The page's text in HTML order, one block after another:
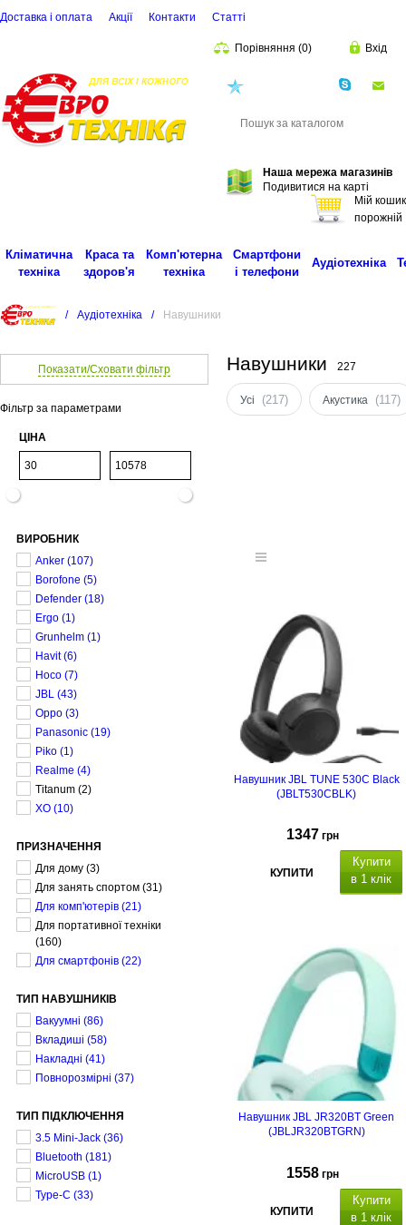
Доставка і оплата Акції Контакти Статті
Порівняння (0) Вхід
Наша мережа магазинів
Подивитися на карті
Мій кошик
порожній
Кліматична
техніка
Краса та
здоров'я
Комп'ютерна
техніка
Смартфони
і телефони
Аудіотехніка
/ Аудіотехніка / Навушники
Показати/Сховати фільтр
Фільтр за параметрами
ЦІНА
ВИРОБНИК
Anker (107)
Borofone (5)
Defender (18)
Ergo (1)
Grunhelm (1)
Havit (6)
Hoco (7)
JBL (43)
Oppo (3)
Panasonic (19)
Piko (1)
Realme (4)
Titanum (2)
XO (10)
ПРИЗНАЧЕННЯ
Для дому (3)
Для занять спортом (31)
Для комп'ютерів (21)
Для портативної техніки
(160)
Для смартфонів (22)
ТИП НАВУШНИКІВ
Вакуумні (86)
Вкладиші (58)
Накладні (41)
Повнорозмірні (37)
ТИП ПІДКЛЮЧЕННЯ
3.5 Mini-Jack (36)
Bluetooth (181)
MicroUSB (1)
Type-C (33)
Навушники 227
Усі (217) Акустика (117)
Навушник JBL TUNE 530C Black
(JBLT530CBLK)
1347 грн
КУПИТИ
Купити
в 1 клік
Навушник JBL JR320BT Green
(JBLJR320BTGRN)
1558 грн
КУПИТИ
Купити
в 1 клік